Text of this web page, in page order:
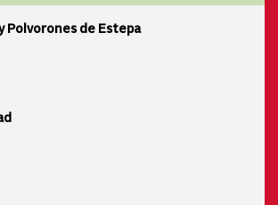
Polvorones de Estepa